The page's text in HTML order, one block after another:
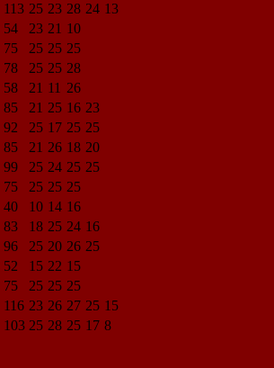
113 25 23 28 24 13
54 23 21 10
75 25 25 25
78 25 25 28
58 21 11 26
85 21 25 16 23
92 25 17 25 25
85 21 26 18 20
99 25 24 25 25
75 25 25 25
40 10 14 16
83 18 25 24 16
96 25 20 26 25
52 15 22 15
75 25 25 25
116 23 26 27 25 15
103 25 28 25 17 8